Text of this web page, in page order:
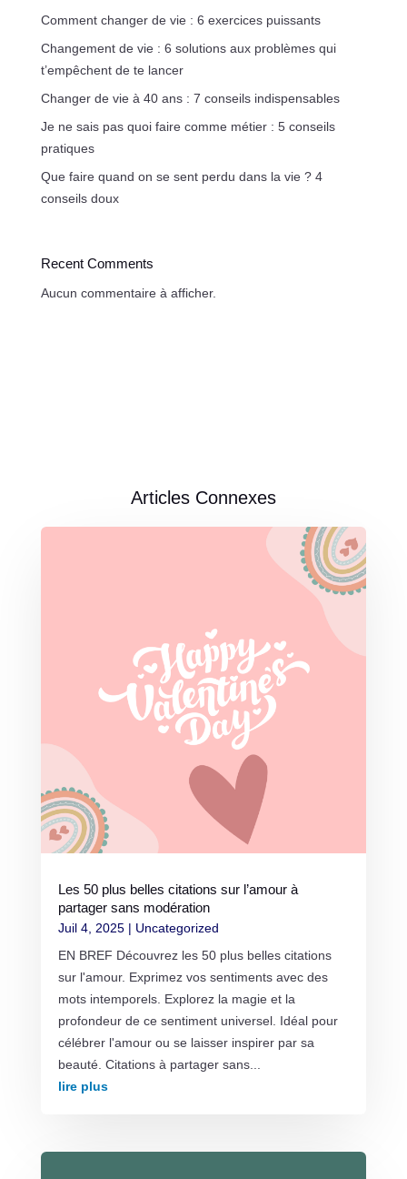
Comment changer de vie : 6 exercices puissants
Changement de vie : 6 solutions aux problèmes qui
t’empêchent de te lancer
Changer de vie à 40 ans : 7 conseils indispensables
Je ne sais pas quoi faire comme métier : 5 conseils
pratiques
Que faire quand on se sent perdu dans la vie ? 4
conseils doux
Recent Comments
Aucun commentaire à afficher.
Articles Connexes
Les 50 plus belles citations sur l’amour à
partager sans modération
Juil 4, 2025| Uncategorized
EN BREF Découvrez les 50 plus belles citations
sur l'amour. Exprimez vos sentiments avec des
mots intemporels. Explorez la magie et la
profondeur de ce sentiment universel. Idéal pour
célébrer l'amour ou se laisser inspirer par sa
beauté. Citations à partager sans...
lire plus